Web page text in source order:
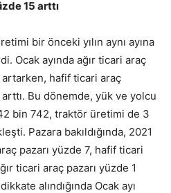
15 arttı
bir önceki yılın aynı ayına
Ocak ayında ağır ticari araç
hafif ticari araç
Bu dönemde, yük ve yolcu
bin 742, traktör üretimi de 3
Pazara bakıldığında, 2021
pazarı yüzde 7, hafif ticari
ticari araç pazarı yüzde 1
alındığında Ocak ayı